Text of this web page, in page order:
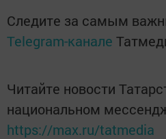
Следите за самым
Telegram-канале
Читайте новости
национальном
https://max.ru/tatmedia